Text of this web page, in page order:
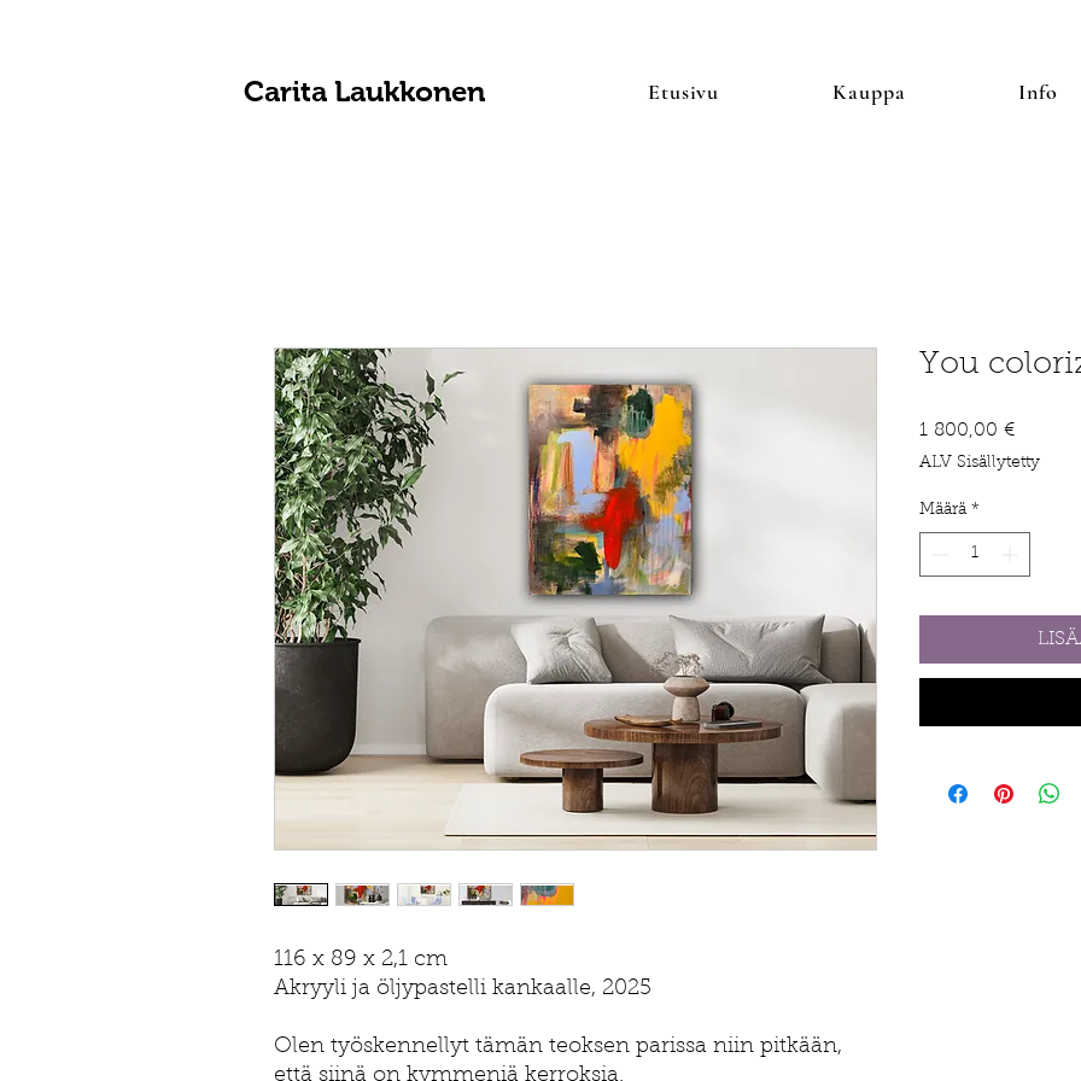
Carita Laukkonen Etusivu Kauppa Info
116 x 89 x 2,1 cm
Akryyli ja öljypastelli kankaalle, 2025
Olen työskennellyt tämän teoksen parissa niin pitkään,
että siinä on kymmeniä kerroksia.
You
1 800,00 €Hinta
ALV Sisällytetty
Määrä *